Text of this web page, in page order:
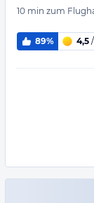
10 min zum
89% 4,5